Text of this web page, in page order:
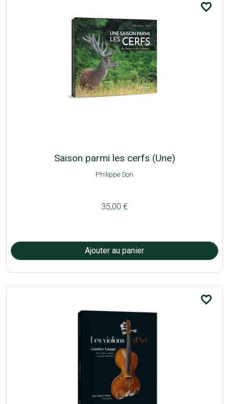
favorite_border
Saison parmi les cerfs (Une)
Philippe Son
35,00 €
favorite_border